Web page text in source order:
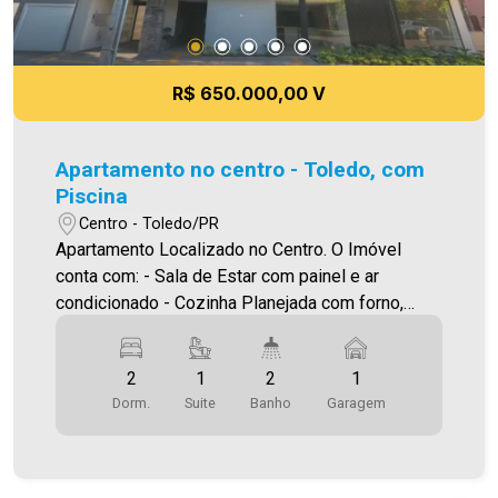
R$ 650.000,00 V
Apartamento no centro - Toledo, com
Piscina
Centro - Toledo/PR
Apartamento Localizado no Centro. O Imóvel
conta com: - Sala de Estar com painel e ar
condicionado - Cozinha Planejada com forno,
com móveis planejados e ar condicionado - 02
WC`S ( social e suíte ) com planejados - Área de
serviço com tanque e armários - 1 vaga de
2
Dorm.
1
Suite
2
Banho
1
Garagem